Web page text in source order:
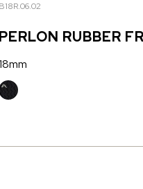
B18R.06.02
PERLON RUBBER